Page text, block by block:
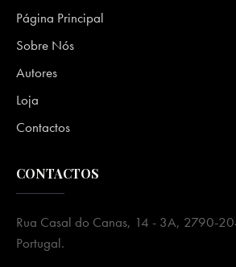
Página Principal
Sobre Nós
Autores
Loja
CONTACTOS
Rua Casal do Canas, 14 - 3A, 2790-